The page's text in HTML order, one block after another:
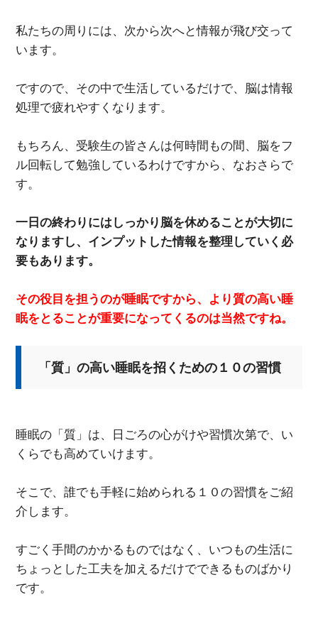
私たちの周りには、次から次へと情報が飛び交って
います。
ですので、その中で生活しているだけで、脳は情報
処理で疲れやすくなります。
もちろん、受験生の皆さんは何時間もの間、脳をフ
ル回転して勉強しているわけですから、なおさらで
す。
一日の終わりにはしっかり脳を休めることが大切に
なりますし、インプットした情報を整理していく必
要もあります。
その役目を担うのが睡眠ですから、より質の高い睡
眠をとることが重要になってくるのは当然ですね。
「質」の高い睡眠を招くための１０の習慣
睡眠の「質」は、日ごろの心がけや習慣次第で、い
くらでも高めていけます。
そこで、誰でも手軽に始められる１０の習慣をご紹
介します。
すごく手間のかかるものではなく、いつもの生活に
ちょっとした工夫を加えるだけでできるものばかり
です。